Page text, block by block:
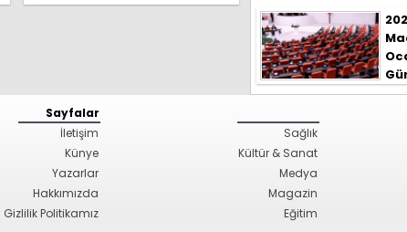
Sağlık
Kültür & Sanat
Medya
Magazin
Eğitim
Sayfalar
İletişim
Künye
Yazarlar
Hakkımızda
Gizlilik Politikamız